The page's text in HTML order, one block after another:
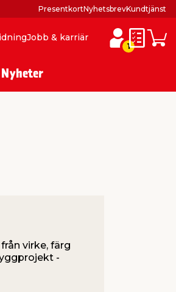
Jobb & karriär
1
PresentkortNyhetsbrevKundtjänst
Nyheter
virke, färg
-